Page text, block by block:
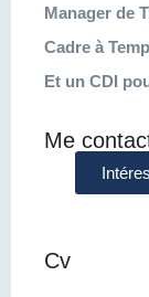
Manager de
Cadre à
Et un CDI
Me
Cv